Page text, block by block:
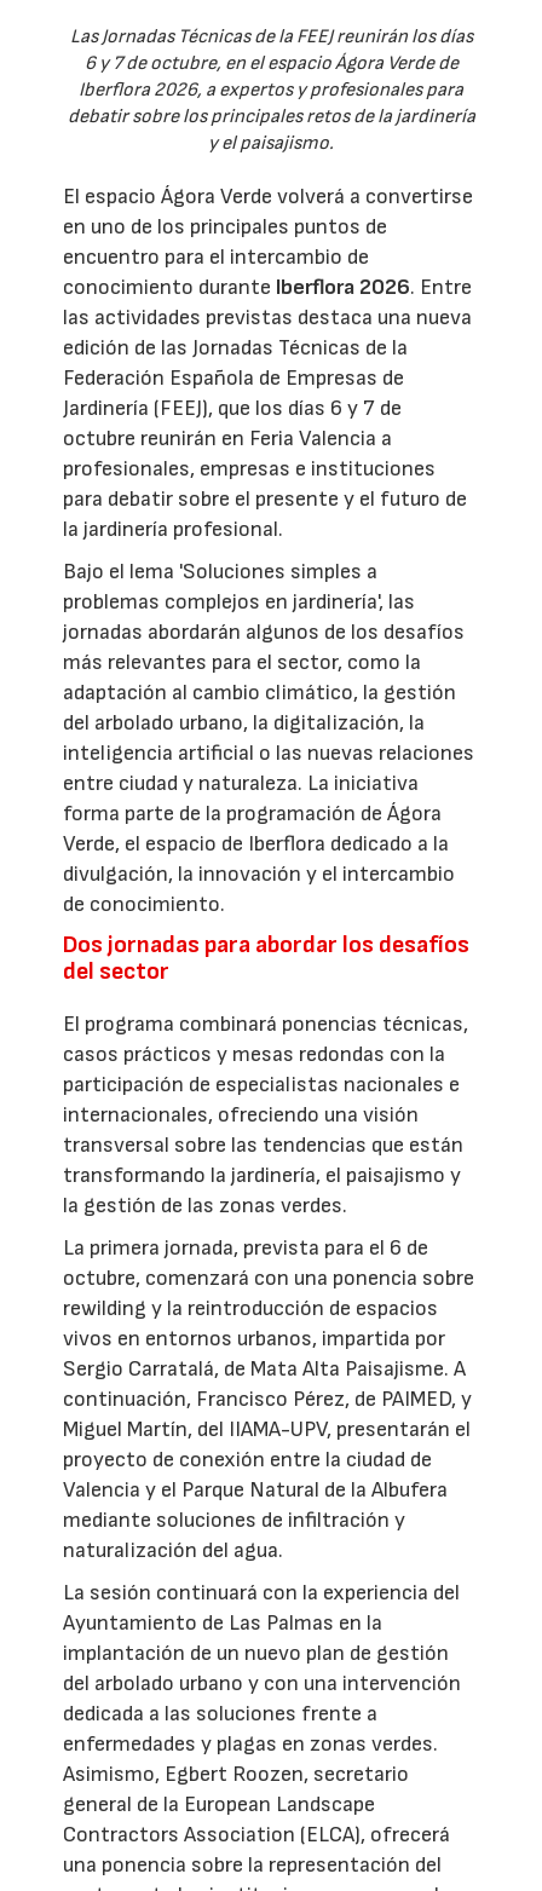
Las Jornadas Técnicas de la FEEJ reunirán los días
6 y 7 de octubre, en el espacio Ágora Verde de
Iberflora 2026, a expertos y profesionales para
debatir sobre los principales retos de la jardinería
y el paisajismo.
El espacio Ágora Verde volverá a convertirse
en uno de los principales puntos de
encuentro para el intercambio de
conocimiento durante Iberflora 2026. Entre
las actividades previstas destaca una nueva
edición de las Jornadas Técnicas de la
Federación Española de Empresas de
Jardinería (FEEJ), que los días 6 y 7 de
octubre reunirán en Feria Valencia a
profesionales, empresas e instituciones
para debatir sobre el presente y el futuro de
la jardinería profesional.
Bajo el lema 'Soluciones simples a
problemas complejos en jardinería', las
jornadas abordarán algunos de los desafíos
más relevantes para el sector, como la
adaptación al cambio climático, la gestión
del arbolado urbano, la digitalización, la
inteligencia artificial o las nuevas relaciones
entre ciudad y naturaleza. La iniciativa
forma parte de la programación de Ágora
Verde, el espacio de Iberflora dedicado a la
divulgación, la innovación y el intercambio
de conocimiento.
Dos jornadas para abordar los desafíos
del sector
El programa combinará ponencias técnicas,
casos prácticos y mesas redondas con la
participación de especialistas nacionales e
internacionales, ofreciendo una visión
transversal sobre las tendencias que están
transformando la jardinería, el paisajismo y
la gestión de las zonas verdes.
La primera jornada, prevista para el 6 de
octubre, comenzará con una ponencia sobre
rewilding y la reintroducción de espacios
vivos en entornos urbanos, impartida por
Sergio Carratalá, de Mata Alta Paisajisme. A
continuación, Francisco Pérez, de PAIMED, y
Miguel Martín, del IIAMA-UPV, presentarán el
proyecto de conexión entre la ciudad de
Valencia y el Parque Natural de la Albufera
mediante soluciones de infiltración y
naturalización del agua.
La sesión continuará con la experiencia del
Ayuntamiento de Las Palmas en la
implantación de un nuevo plan de gestión
del arbolado urbano y con una intervención
dedicada a las soluciones frente a
enfermedades y plagas en zonas verdes.
Asimismo, Egbert Roozen, secretario
general de la European Landscape
Contractors Association (ELCA), ofrecerá
una ponencia sobre la representación del